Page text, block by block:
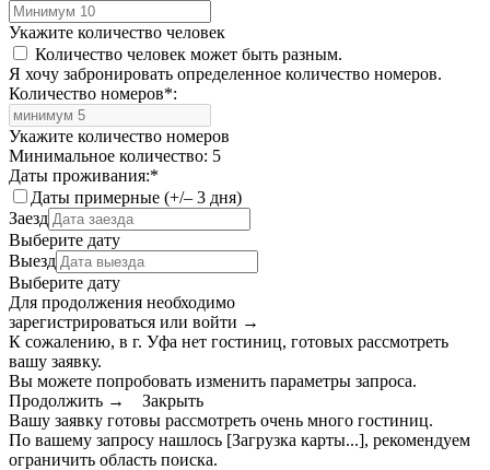
Укажите количество человек
Количество человек может быть разным.
Я хочу забронировать определенное количество номеров.
Количество номеров*:
Укажите количество номеров
Минимальное количество: 5
Даты проживания:*
Даты примерные (+/– 3 дня)
Заезд
Выберите дату
Выезд
Выберите дату
Для продолжения необходимо
зарегистрироваться или войти →
К сожалению, в г. Уфа нет гостиниц, готовых рассмотреть
вашу заявку.
Вы можете попробовать изменить параметры запроса.
Продолжить →
Закрыть
Вашу заявку готовы рассмотреть очень много гостиниц.
По вашему запросу нашлось [Загрузка карты...], рекомендуем
ограничить область поиска.